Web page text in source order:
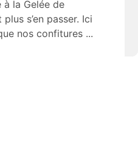
à la Gelée de
s’en passer. Ici
nos confitures